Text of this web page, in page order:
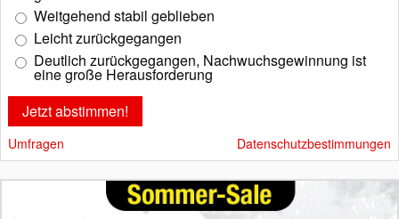
Weitgehend stabil geblieben
Leicht zurückgegangen
Deutlich zurückgegangen, Nachwuchsgewinnung ist
eine große Herausforderung
Umfragen Datenschutzbestimmungen